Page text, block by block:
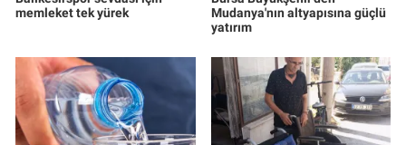
memleket tek yürek
Mudanya'nın altyapısına güçlü
yatırım